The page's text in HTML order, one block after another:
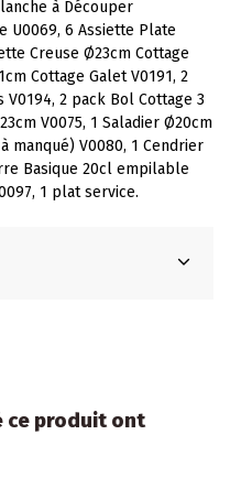
à Découper
U0069, 6 Assiette Plate
Creuse Ø23cm Cottage
Cottage Galet V0191, 2
2 pack Bol Cottage 3
V0075, 1 Saladier Ø20cm
manqué) V0080, 1 Cendrier
Basique 20cl empilable
1 plat service.
ce produit ont